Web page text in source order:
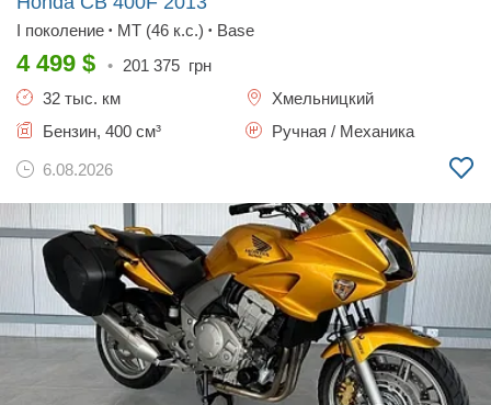
І поколение • MT (46 к.с.) • Base
4 499 $ • 201 375 грн
32 тыс. км
Хмельницкий
Бензин, 400 см³
Ручная / Механика
6.08.2026